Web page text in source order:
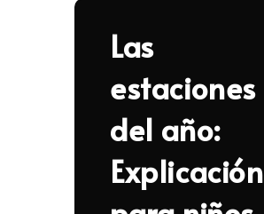
Las
estaciones
del año:
Explicación